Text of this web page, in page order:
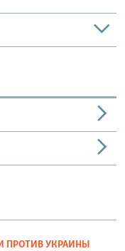
ПРОТИВ УКРАИНЫ